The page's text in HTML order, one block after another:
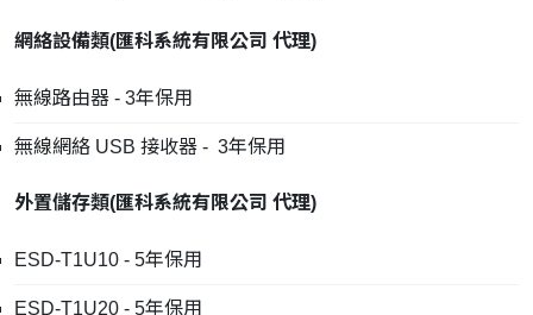
網絡設備類(匯科系統有限公司 代理)
無線路由器 - 3年保用
無線網絡 USB 接收器 - 3年保用
外置儲存類(匯科系統有限公司 代理)
ESD-T1U10 - 5年保用
ESD-T1U20 - 5年保用